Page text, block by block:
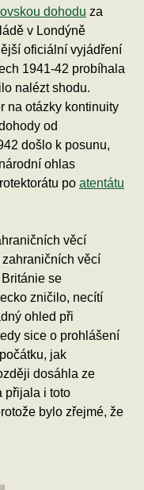
dohodu za
v Londýně
oficiální vyjádření
1941-42 probíhala
nalézt shodu.
na otázky kontinuity
od
došlo k posunu,
ohlas
po atentátu
věcí
věcí
se
zničilo, necítí
ohled při
sice o prohlášení
jak
dosáhla ze
přijala i toto
bylo zřejmé, že